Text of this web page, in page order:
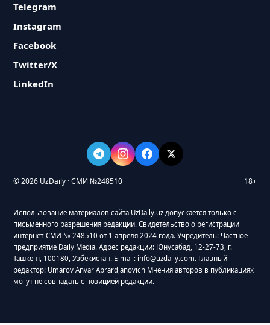
Telegram
Instagram
Facebook
Twitter/X
LinkedIn
© 2026 UzDaily · СМИ №248510 18+
Использование материалов сайта UzDaily.uz допускается только с
письменного разрешения редакции. Свидетельство о регистрации
интернет-СМИ № 248510 от 1 апреля 2024 года. Учредитель: Частное
предприятие Daily Media. Адрес редакции: Юнусабад, 12-27-73, г.
Ташкент, 100180, Узбекистан. E-mail: info@uzdaily.com. Главный
редактор: Umarov Anvar Abrardjanovich Мнения авторов в публикациях
могут не совпадать с позицией редакции.